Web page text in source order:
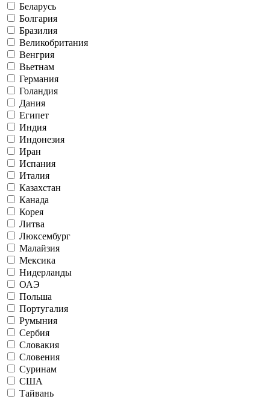
Беларусь
Болгария
Бразилия
Великобритания
Венгрия
Вьетнам
Германия
Голандия
Дания
Египет
Индия
Индонезия
Иран
Испания
Италия
Казахстан
Канада
Корея
Литва
Люксембург
Малайзия
Мексика
Нидерланды
ОАЭ
Польша
Португалия
Румыния
Сербия
Словакия
Словения
Суринам
США
Тайвань